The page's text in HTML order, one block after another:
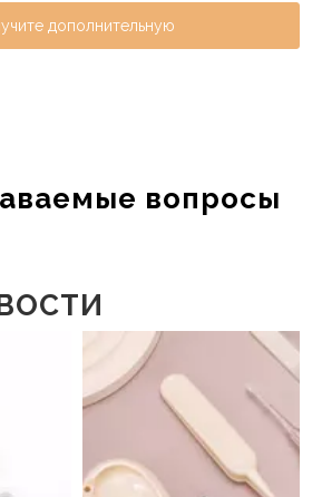
дополнительную
вопросы